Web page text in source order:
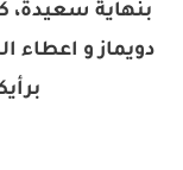
بنهاية سعيدة،
دويماز و اعطاء